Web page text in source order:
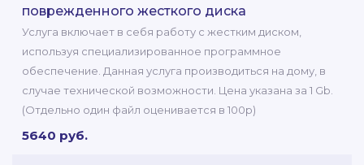
поврежденного жесткого диска
Услуга включает в себя работу с жестким диском,
используя специализированное программное
обеспечение. Данная услуга производиться на дому, в
случае технической возможности. Цена указана за 1 Gb.
(Отдельно один файл оценивается в 100р)
5640 руб.